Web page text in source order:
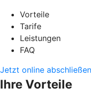
Vorteile
Tarife
Leistungen
FAQ
Jetzt online abschließen
Ihre Vorteile